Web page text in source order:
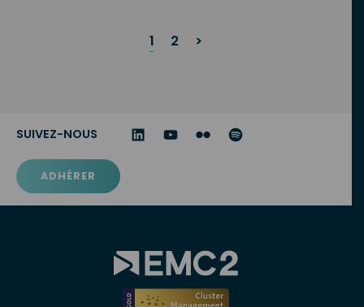
1 2 >
SUIVEZ-NOUS
ADHÉRER